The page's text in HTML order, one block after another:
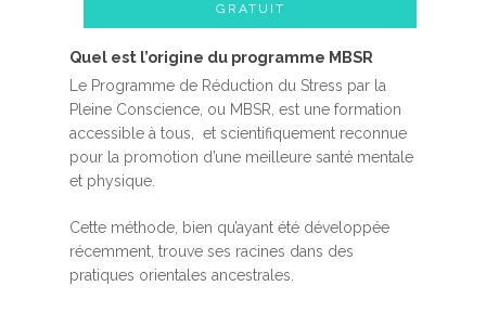
GRATUIT
Quel est l’origine du programme MBSR
Le Programme de Réduction du Stress par la
Pleine Conscience, ou MBSR, est une formation
accessible à tous, et scientifiquement reconnue
pour la promotion d’une meilleure santé mentale
et physique.
Cette méthode, bien qu’ayant été développée
récemment, trouve ses racines dans des
pratiques orientales ancestrales.